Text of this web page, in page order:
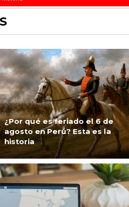
¿Por qué es feriado el 6 de
agosto en Perú? Esta es la
historia